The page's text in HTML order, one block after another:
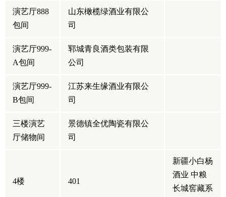
演艺厅888
包间
山东橄榄绿酒业有限公
司
演艺厅999-
A包间
郓城青良酒类包装有限
公司
演艺厅999-
B包间
江苏来生缘酒业有限公
司
三楼演艺
厅储物间
景德镇全优陶瓷有限公
司
4楼 401
新疆小白杨
酒业 中粮
长城窖藏系